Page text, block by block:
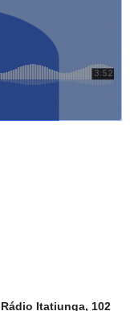
Itatiunga, 102